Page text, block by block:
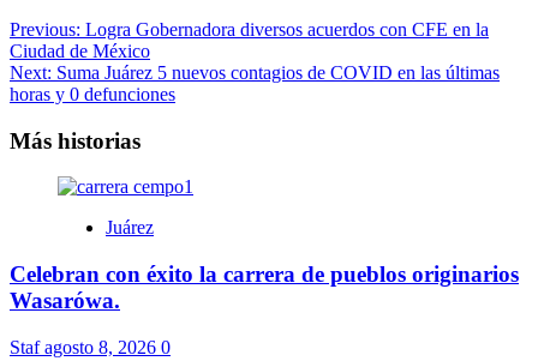
Navegación
de
entradas
Previous: Logra Gobernadora diversos acuerdos con CFE en la
Ciudad de México
Next: Suma Juárez 5 nuevos contagios de COVID en las últimas
horas y 0 defunciones
Más historias
Juárez
Celebran con éxito la carrera de pueblos originarios
Wasarówa.
Stafagosto 8, 2026 0